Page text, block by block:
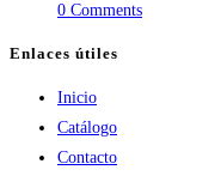
0 Comments
Enlaces útiles
Inicio
Catálogo
Contacto